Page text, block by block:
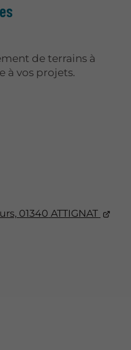
01340 ATTIGNAT
de terrains à
à vos projets.